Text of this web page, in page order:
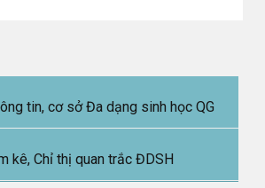
tin, cơ sở Đa dạng sinh học QG
kê, Chỉ thị quan trắc ĐDSH